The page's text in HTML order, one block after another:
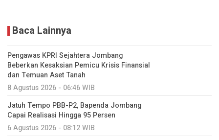
Baca Lainnya
Pengawas KPRI Sejahtera Jombang
Beberkan Kesaksian Pemicu Krisis Finansial
dan Temuan Aset Tanah
8 Agustus 2026 - 06:46 WIB
Jatuh Tempo PBB-P2, Bapenda Jombang
Capai Realisasi Hingga 95 Persen
6 Agustus 2026 - 08:12 WIB